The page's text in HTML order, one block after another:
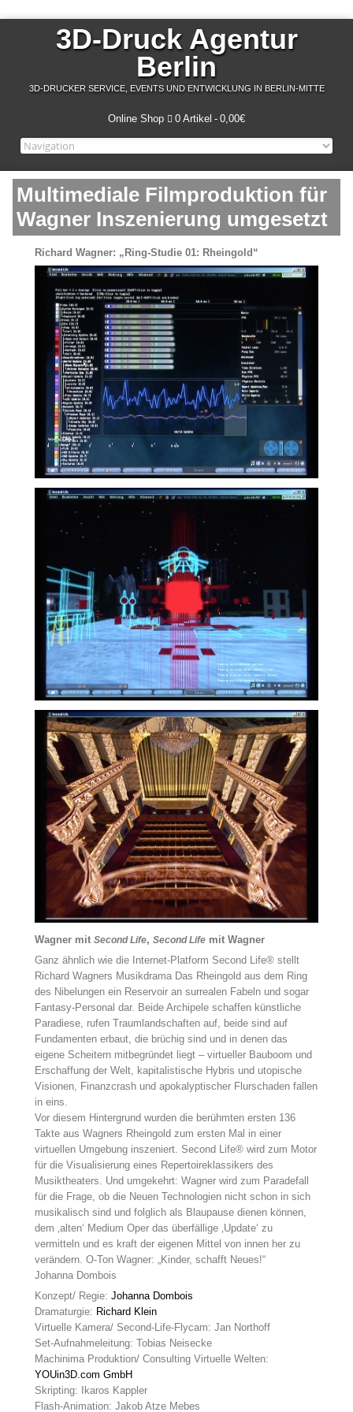
3D-Druck Agentur
Berlin
3D-DRUCKER SERVICE, EVENTS UND ENTWICKLUNG IN BERLIN-MITTE
Online Shop 0 Artikel 0,00€
Multimediale Filmproduktion für
Wagner Inszenierung umgesetzt
Richard Wagner: „Ring-Studie 01: Rheingold“
Wagner mit Second Life, Second Life mit Wagner
Ganz ähnlich wie die Internet-Platform Second Life® stellt
Richard Wagners Musikdrama Das Rheingold aus dem Ring
des Nibelungen ein Reservoir an surrealen Fabeln und sogar
Fantasy-Personal dar. Beide Archipele schaffen künstliche
Paradiese, rufen Traumlandschaften auf, beide sind auf
Fundamenten erbaut, die brüchig sind und in denen das
eigene Scheitern mitbegründet liegt – virtueller Bauboom und
Erschaffung der Welt, kapitalistische Hybris und utopische
Visionen, Finanzcrash und apokalyptischer Flurschaden fallen
in eins.
Vor diesem Hintergrund wurden die berühmten ersten 136
Takte aus Wagners Rheingold zum ersten Mal in einer
virtuellen Umgebung inszeniert. Second Life® wird zum Motor
für die Visualisierung eines Repertoireklassikers des
Musiktheaters. Und umgekehrt: Wagner wird zum Paradefall
für die Frage, ob die Neuen Technologien nicht schon in sich
musikalisch sind und folglich als Blaupause dienen können,
dem ‚alten‘ Medium Oper das überfällige ‚Update‘ zu
vermitteln und es kraft der eigenen Mittel von innen her zu
verändern. O-Ton Wagner: „Kinder, schafft Neues!“
Johanna Dombois
Konzept/ Regie: Johanna Dombois
Dramaturgie: Richard Klein
Virtuelle Kamera/ Second-Life-Flycam: Jan Northoff
Set-Aufnahmeleitung: Tobias Neisecke
Machinima Produktion/ Consulting Virtuelle Welten:
YOUin3D.com GmbH
Skripting: Ikaros Kappler
Flash-Animation: Jakob Atze Mebes